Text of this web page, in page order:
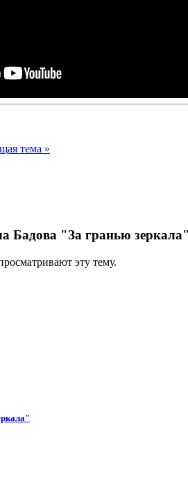
тема »
Бадова "За гранью
эту тему.